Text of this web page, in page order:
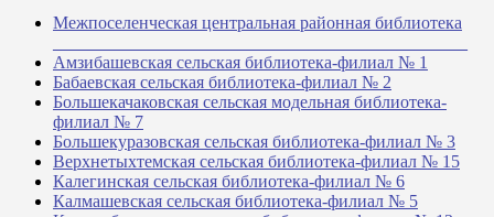
Межпоселенческая центральная районная библиотека
Амзибашевская сельская библиотека-филиал № 1
Бабаевская сельская библиотека-филиал № 2
Большекачаковская сельская модельная библиотека-
филиал № 7
Большекуразовская сельская библиотека-филиал № 3
Верхнетыхтемская сельская библиотека-филиал № 15
Калегинская сельская библиотека-филиал № 6
Калмашевская сельская библиотека-филиал № 5